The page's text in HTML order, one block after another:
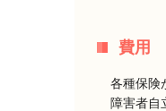
費用
各種保険
障害者自